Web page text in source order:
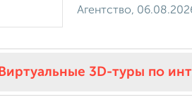
Агентство,
Виртуальные 3D-туры по